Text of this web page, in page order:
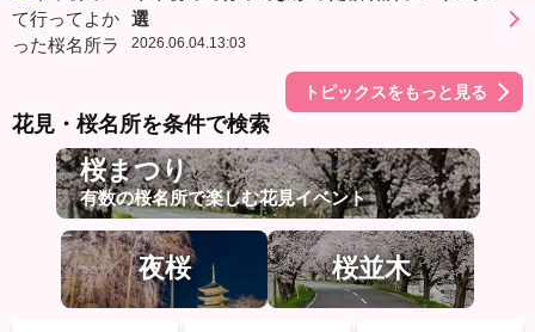
選
2026.06.04.13:03
トピックスをもっと見る
花見・桜名所を条件で検索
桜まつり
有数の桜名所で楽しむ花見イベント
夜桜 桜並木